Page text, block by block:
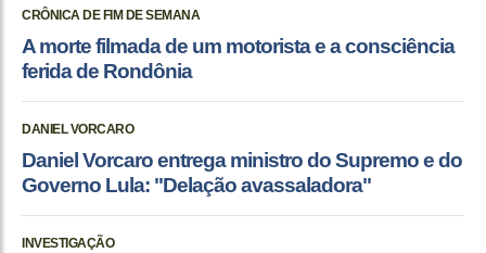
CRÔNICA DE FIM DE SEMANA
A morte filmada de um motorista e a consciência
ferida de Rondônia
DANIEL VORCARO
Daniel Vorcaro entrega ministro do Supremo e do
Governo Lula: "Delação avassaladora"
INVESTIGAÇÃO